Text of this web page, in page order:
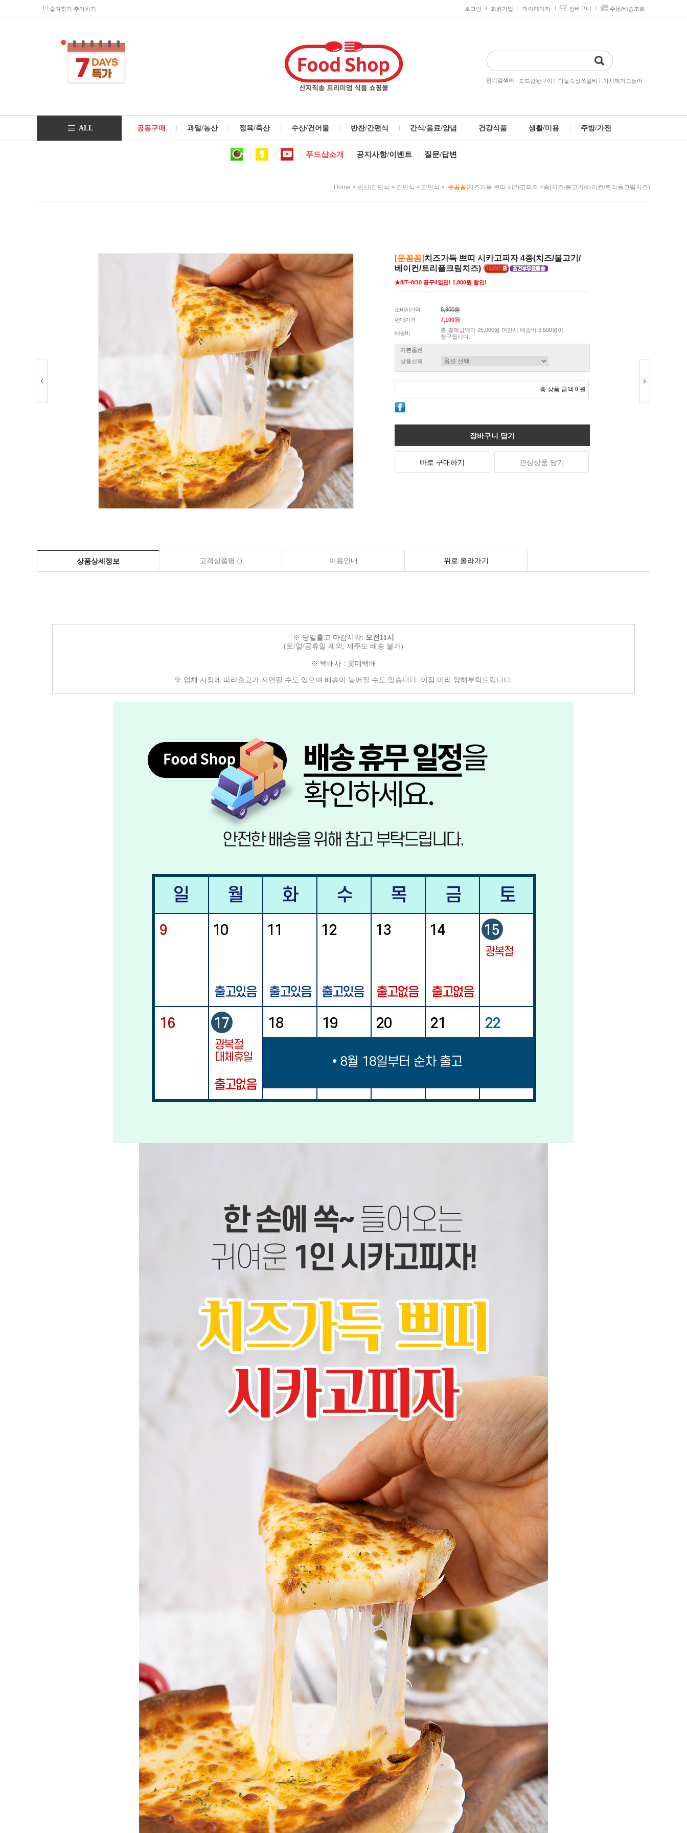
즐겨찾기 추가하기 로그인 회원가입 마이페이지 장바구니 주문/배송조회
인기검색어 : 도드람왕구이 | 마늘숙성쪽갈비 | 가시제거고등어
ALL 공동구매 과일/농산 정육/축산 수산/건어물 반찬/간편식 간식/음료/양념 건강식품 생활/미용 주방/가전
푸드샵소개 공지사항/이벤트 질문/답변
Home > 반찬/간편식 > 간편식 > 간편식 > [문꼼꼼]치즈가득 쁘띠 시카고피자 4종(치즈/불고기/베이컨/트리플크림치즈)
[문꼼꼼]치즈가득 쁘띠 시카고피자 4종(치즈/불고기/
베이컨/트리플크림치즈)
★8/7~8/10 공구4일만! 1,800원 할인!
소비자가격
8,900원
판매가격
7,100원
배송비
총 결제금액이 25,000원 미만시 배송비 3,500원이
청구됩니다.
기본옵션
상품선택
총 상품 금액 0 원
장바구니 담기
바로 구매하기 관심상품 담기
상품상세정보 고객상품평 () 이용안내 위로 올라가기
※ 당일출고 마감시각: 오전11시
(토/일/공휴일 제외, 제주도 배송 불가)
※ 택배사 : 롯데택배
※ 업체 사정에 따라출고가 지연될 수도 있으며 배송이 늦어질 수도 있습니다. 이점 미리 양해부탁드립니다.